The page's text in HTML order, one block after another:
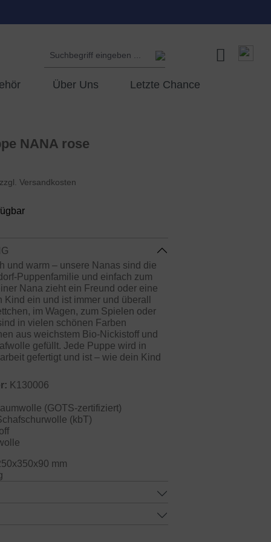
Über Uns Letzte Chance
NANA rose
Versandkosten
und warm – unsere Nanas sind die
Puppenfamilie und einfach zum
Nana zieht ein Freund oder eine
ein und ist immer und überall
im Wagen, zum Spielen oder
in vielen schönen Farben
aus weichstem Bio-Nickistoff und
gefüllt. Jede Puppe wird in
gefertigt und ist – wie dein Kind
K130006
(GOTS-zertifiziert)
(kbT)
mm